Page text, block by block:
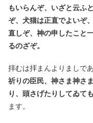
もいらんぞ、いざと云ふ
ぞ、犬猫は正直でよいぞ
直しぞ、神の申したこと
るのざぞ。
拝むは拝まんよりましで
祈りの臣民、神さま神さ
り、頭さげたりしてゐて
ます。